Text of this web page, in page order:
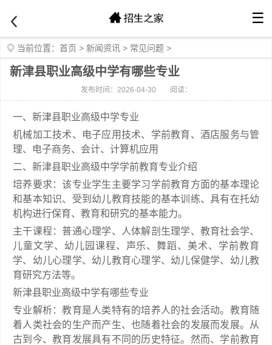
☰
当前位置： 首页 > 新闻资讯 > 常见问题 >
新津县职业高级中学有哪些专业
发布时间：2026-04-30 阅读：
一、新津县职业高级中学专业
机械加工技术、电子应用技术、学前教育、酒店服务与管
理、电子商务、会计、计算机应用
二、新津县职业高级中学学前教育专业介绍
培养要求：该专业学生主要学习学前教育方面的基本理论
和基本知识、受到幼儿教育技能的基本训练、具有在托幼
机构进行保育、教育和研究的基本能力。
主干课程：普通心理学、人体解剖生理学、教育社会学、
儿童文学、幼儿园课程、声乐、舞蹈、美术、学前教育
学、幼儿心理学、幼儿教育心理学、幼儿保健学、幼儿教
育研究方法等。
新津县职业高级中学有哪些专业
专业解析：教育是人类特有的培养人的社会活动。教育随
着人类社会的生产而产生、也随着社会的发展而发展。从
古到今、教育发展具有不同的历史特征。然而、学前教育